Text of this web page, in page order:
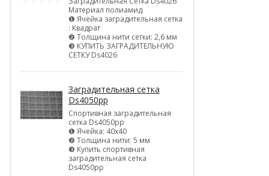
Материал полиамид
❶ Ячейка заградительная сетка
: Квадрат
❷ Толщина нити сетки: 2,6 мм
❸ КУПИТЬ ЗАГРАДИТЕЛЬНУЮ
СЕТКУ Ds4026
Заградительная сетка
Ds4050pp
Спортивная заградительная
сетка Ds4050pp
❶ Ячейка: 40х40
❷ Толщина нити: 5 мм
❸ Купить спортивная
заградительная сетка
Ds4050pp